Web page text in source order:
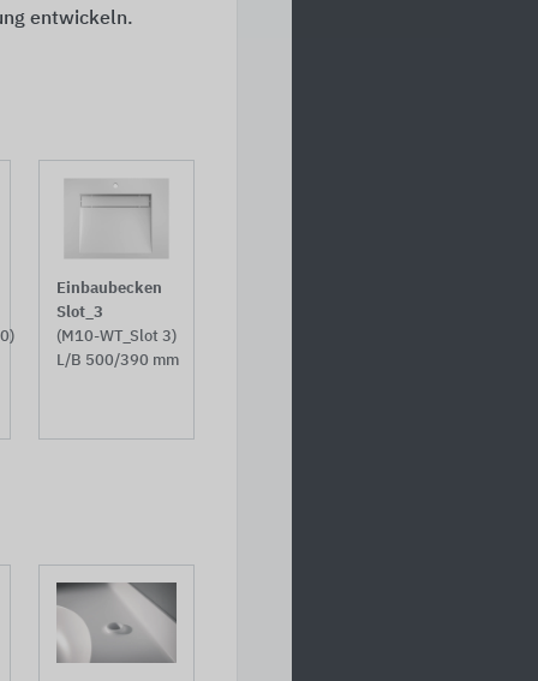
entwickeln.
Einbaubecken
Slot_3
(M10-WT_Slot 3)
L/B 500/390 mm